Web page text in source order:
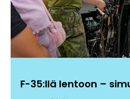
F-35:llä lentoon –